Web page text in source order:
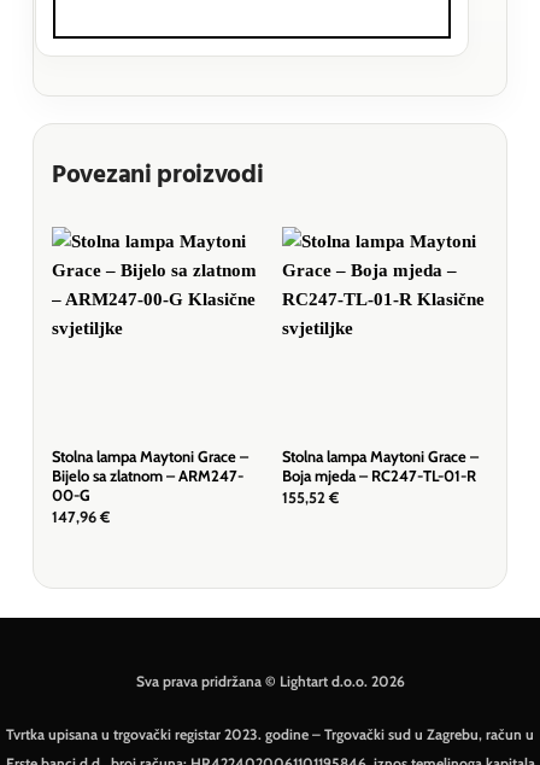
Povezani proizvodi
Stolna lampa Maytoni Grace –
Bijelo sa zlatnom – ARM247-
00-G
147,96 €
Stolna lampa Maytoni Grace –
Boja mjeda – RC247-TL-01-R
155,52 €
Sva prava pridržana © Lightart d.o.o. 2026
Tvrtka upisana u trgovački registar 2023. godine – Trgovački sud u Zagrebu, račun u